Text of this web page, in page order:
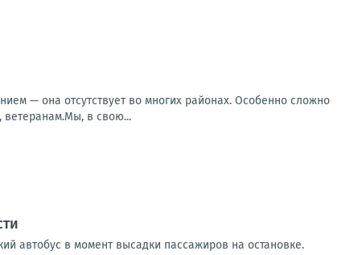
— она отсутствует во многих районах. Особенно сложно
ветеранам.Мы, в свою...
автобус в момент высадки пассажиров на остановке.